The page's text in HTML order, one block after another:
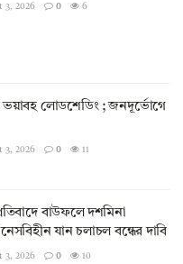
3, 2026 0 6
ভয়াবহ লোডশেডিং ; জনদূর্ভোগে
3, 2026 0 11
বাউফলে দশমিনা
যান চলাচল বন্ধের দাবি
3, 2026 0 10